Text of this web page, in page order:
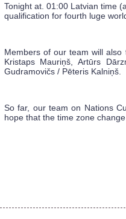
Tonight at. 01:00 Latvian time
qualification for fourth luge
Members of our team will also
Kristaps Mauriņš, Artūrs
Gudramovičs / Pēteris Kalniņš.
So far, our team on Nations
hope that the time zone